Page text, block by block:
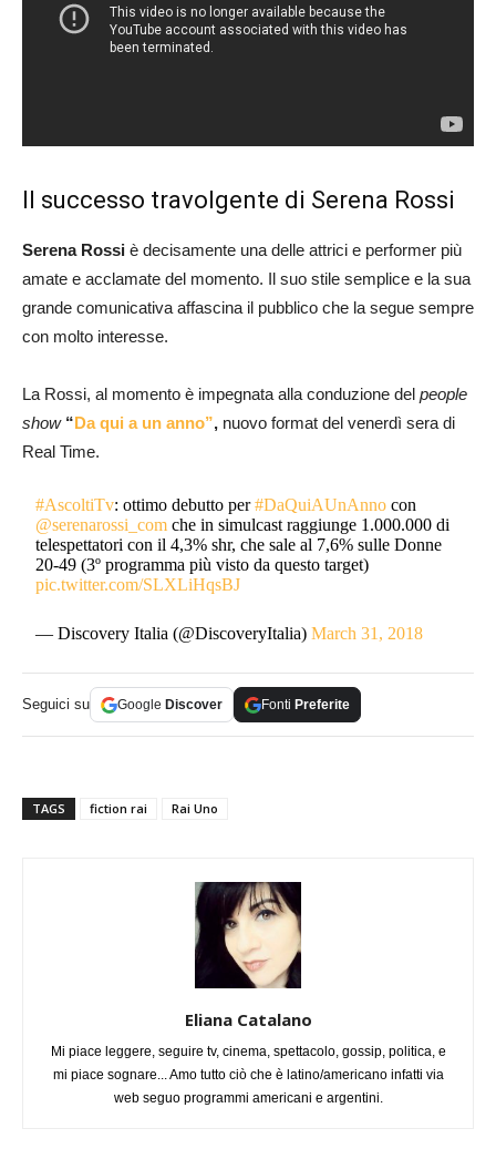
Il successo travolgente di Serena Rossi
Serena Rossi è decisamente una delle attrici e performer più
amate e acclamate del momento. Il suo stile semplice e la sua
grande comunicativa affascina il pubblico che la segue sempre
con molto interesse.
La Rossi, al momento è impegnata alla conduzione del people
show “Da qui a un anno”, nuovo format del venerdì sera di
Real Time.
#AscoltiTv: ottimo debutto per#DaQuiAUnAnno con
@serenarossi_com che in simulcast raggiunge 1.000.000 di
telespettatori con il 4,3% shr, che sale al 7,6% sulle Donne
20-49 (3º programma più visto da questo target)
pic.twitter.com/SLXLiHqsBJ
— Discovery Italia (@DiscoveryItalia)March 31, 2018
Seguici su Google Discover Fonti Preferite
TAGS fiction rai Rai Uno
Eliana Catalano
Mi piace leggere, seguire tv, cinema, spettacolo, gossip, politica, e
mi piace sognare... Amo tutto ciò che è latino/americano infatti via
web seguo programmi americani e argentini.